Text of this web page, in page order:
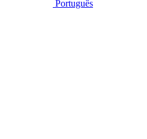
Português